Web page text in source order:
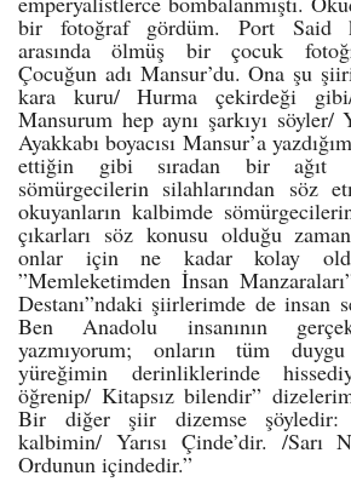
bir fotoğraf gördüm. Port Said
arasında ölmüş bir çocuk
Çocuğun adı Mansur’du. Ona şu
kara kuru/ Hurma çekirdeği
Mansurum hep aynı şarkıyı
Ayakkabı boyacısı Mansur’a
ettiğin gibi sıradan bir ağıt
sömürgecilerin silahlarından söz
okuyanların kalbimde
çıkarları söz konusu olduğu
onlar için ne kadar kolay
”Memleketimden İnsan
Destanı”ndaki şiirlerimde de insan
Ben Anadolu insanının
yazmıyorum; onların tüm
yüreğimin derinliklerinde
öğrenip/ Kitapsız bilendir”
Bir diğer şiir dizemse şöyledir:
kalbimin/ Yarısı Çinde’dir. /Sarı
Ordunun içindedir.”